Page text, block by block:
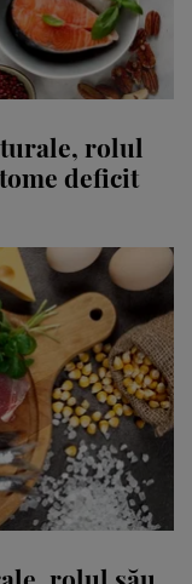
rolul
deficit
rolul său